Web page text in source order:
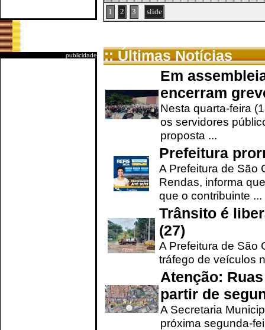
publicidade
1 2 3 slide
:: Últimas Notícias
Em
encerram
Nesta quarta-feira
os servidores
proposta ...
Prefeitura
A Prefeitura de São
Rendas, informa
que o contribuinte ...
Trânsito é
(27)
A Prefeitura de São
tráfego de veículos
Atenção:
partir de
A Secretaria
próxima segunda-